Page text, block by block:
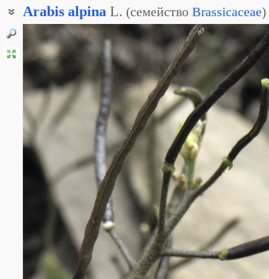
Arabis alpina L. (семейство Brassicaceae)